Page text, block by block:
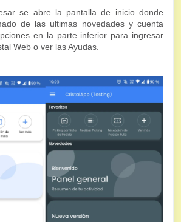
se abre la pantalla de inicio donde
de las ultimas novedades y cuenta
en la parte inferior para ingresar
Web o ver las Ayudas.